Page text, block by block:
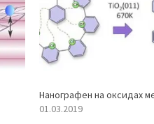
Нанографен на оксидах
01.03.2019